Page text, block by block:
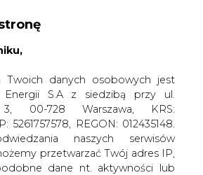
WIELKOŚĆ TEKSTU A A
ZALOGUJ SIĘ
Twoich danych osobowych jest
Energii S.A z siedzibą przy ul.
3, 00-728 Warszawa, KRS:
5261757578, REGON: 012435148.
naszych serwisów
przetwarzać Twój adres IP,
dane nt. aktywności lub